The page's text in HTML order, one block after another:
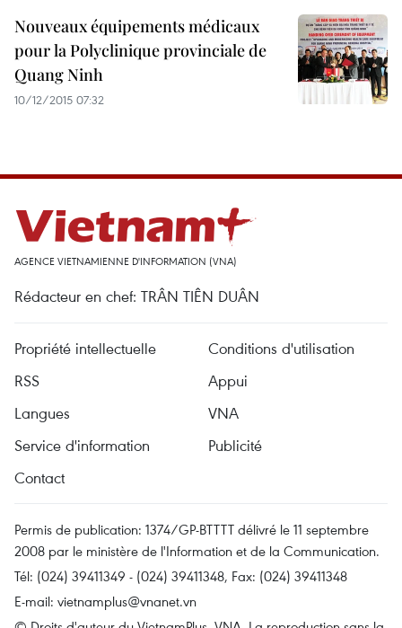
Nouveaux équipements médicaux
pour la Polyclinique provinciale de
Quang Ninh
10/12/2015 07:32
AGENCE VIETNAMIENNE D'INFORMATION (VNA)
Rédacteur en chef: TRÂN TIÊN DUÂN
Propriété intellectuelle
Conditions d'utilisation
RSS
Appui
Langues
VNA
Service d'information
Publicité
Contact
Permis de publication: 1374/GP-BTTTT délivré le 11 septembre
2008 par le ministère de l'Information et de la Communication.
Tél: (024) 39411349 - (024) 39411348, Fax: (024) 39411348
E-mail: vietnamplus@vnanet.vn